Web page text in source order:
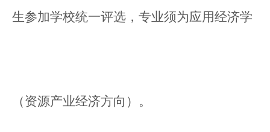
生参加学校统一评选，专业须为应用经济学
（资源产业经济方向）。